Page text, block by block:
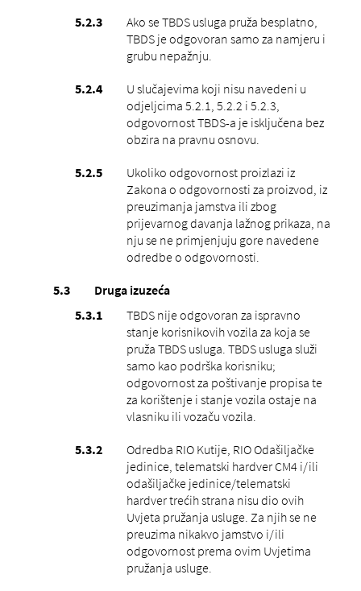
Ako se TBDS usluga pruža besplatno,
TBDS je odgovoran samo za namjeru i
grubu nepažnju.
U slučajevima koji nisu navedeni u
odjeljcima 5.2.1, 5.2.2 i 5.2.3,
odgovornost TBDS-a je isključena bez
obzira na pravnu osnovu.
Ukoliko odgovornost proizlazi iz
Zakona o odgovornosti za proizvod, iz
preuzimanja jamstva ili zbog
prijevarnog davanja lažnog prikaza, na
nju se ne primjenjuju gore navedene
odredbe o odgovornosti.
Druga izuzeća
TBDS nije odgovoran za ispravno
stanje korisnikovih vozila za koja se
pruža TBDS usluga. TBDS usluga služi
samo kao podrška korisniku;
odgovornost za poštivanje propisa te
za korištenje i stanje vozila ostaje na
vlasniku ili vozaču vozila.
Odredba RIO Kutije, RIO Odašiljačke
jedinice, telematski hardver CM4 i/ili
odašiljačke jedinice/telematski
hardver trećih strana nisu dio ovih
Uvjeta pružanja usluge. Za njih se ne
preuzima nikakvo jamstvo i/ili
odgovornost prema ovim Uvjetima
pružanja usluge.